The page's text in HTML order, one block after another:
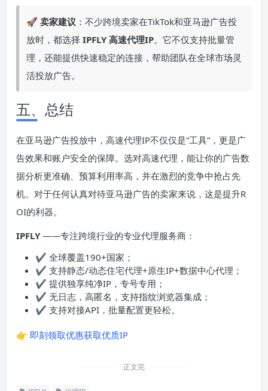
🚀 卖家建议 ：不少跨境卖家在TikTok和亚马逊广告投
放时，都选择 IPFLY 高速代理IP。它不仅支持批量管
理，还能提供快速稳定的连接，帮助团队在全球市场灵
活投放广告。
五、总结
在亚马逊广告投放中，高速代理IP不仅仅是“工具”，更是广
告效果和账户安全的保障。选对高速代理，能让你的广告数
据分析更准确、预算利用率高，并在激烈的竞争中抢占先
机。对于任何认真对待亚马逊广告的卖家来说，这是提升R
OI的利器。
IPFLY ——专注跨境行业的专业代理服务商：
✔ 全球覆盖190+国家；
✔ 支持静态/动态住宅代理+原生IP+数据中心代理；
✔ 提供独享纯净IP，专号专用；
✔ 无日志，高匿名，支持指纹浏览器集成；
✔ 支持对接API，批量配置更轻松。
👉 即刻领取优惠获取优质IP
正文完